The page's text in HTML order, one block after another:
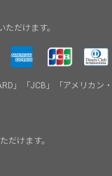
だけます。
」「JCB」「アメリカン
だけます。